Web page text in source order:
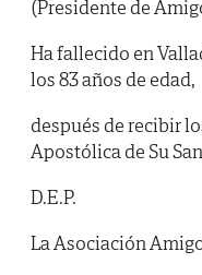
(Presidente de
Ha fallecido en
los 83 años de edad,
después de recibir
Apostólica de Su
D.E.P.
La Asociación